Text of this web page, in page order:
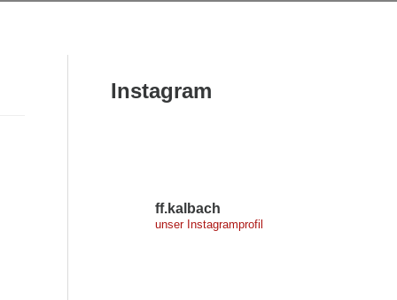
Instagram
ff.kalbach
unser Instagramprofil